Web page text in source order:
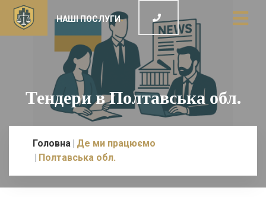
НАШІ ПОСЛУГИ
Тендери в Полтавська обл.
Головна Де ми працюємо
Полтавська обл.